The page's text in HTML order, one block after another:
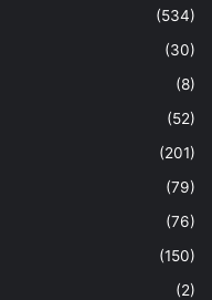
(534)
(30)
(8)
(52)
(201)
(79)
(76)
(150)
(2)